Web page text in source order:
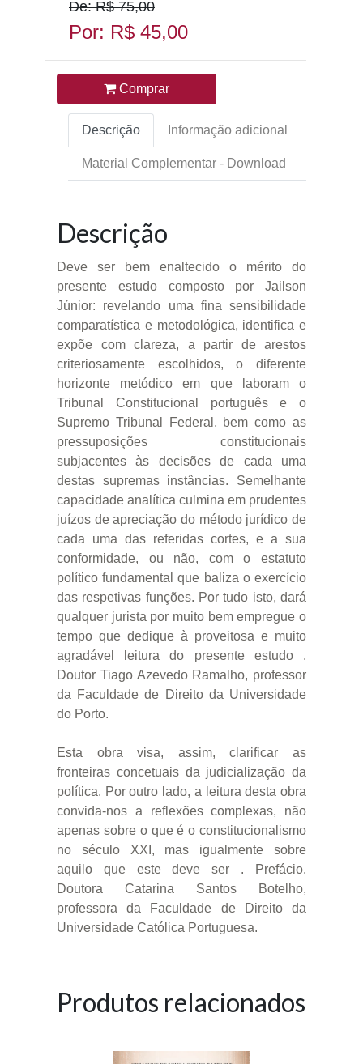
De: R$ 75,00
Por: R$ 45,00
Comprar
Descrição Informação adicional
Material Complementar - Download
Descrição
Deve ser bem enaltecido o mérito do
presente estudo composto por Jailson
Júnior: revelando uma fina sensibilidade
comparatística e metodológica, identifica e
expõe com clareza, a partir de arestos
criteriosamente escolhidos, o diferente
horizonte metódico em que laboram o
Tribunal Constitucional português e o
Supremo Tribunal Federal, bem como as
pressuposições constitucionais
subjacentes às decisões de cada uma
destas supremas instâncias. Semelhante
capacidade analítica culmina em prudentes
juízos de apreciação do método jurídico de
cada uma das referidas cortes, e a sua
conformidade, ou não, com o estatuto
político fundamental que baliza o exercício
das respetivas funções. Por tudo isto, dará
qualquer jurista por muito bem empregue o
tempo que dedique à proveitosa e muito
agradável leitura do presente estudo .
Doutor Tiago Azevedo Ramalho, professor
da Faculdade de Direito da Universidade
do Porto.
Esta obra visa, assim, clarificar as
fronteiras concetuais da judicialização da
política. Por outro lado, a leitura desta obra
convida-nos a reflexões complexas, não
apenas sobre o que é o constitucionalismo
no século XXI, mas igualmente sobre
aquilo que este deve ser . Prefácio.
Doutora Catarina Santos Botelho,
professora da Faculdade de Direito da
Universidade Católica Portuguesa.
Produtos relacionados